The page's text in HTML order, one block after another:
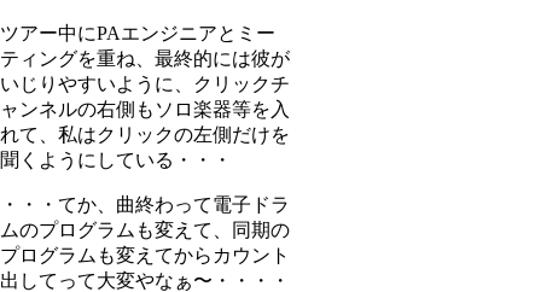
ツアー中にPAエンジニアとミー
ティングを重ね、最終的には彼が
いじりやすいように、クリックチ
ャンネルの右側もソロ楽器等を入
れて、私はクリックの左側だけを
聞くようにしている・・・
・・・てか、曲終わって電子ドラ
ムのプログラムも変えて、同期の
プログラムも変えてからカウント
出してって大変やなぁ〜・・・・